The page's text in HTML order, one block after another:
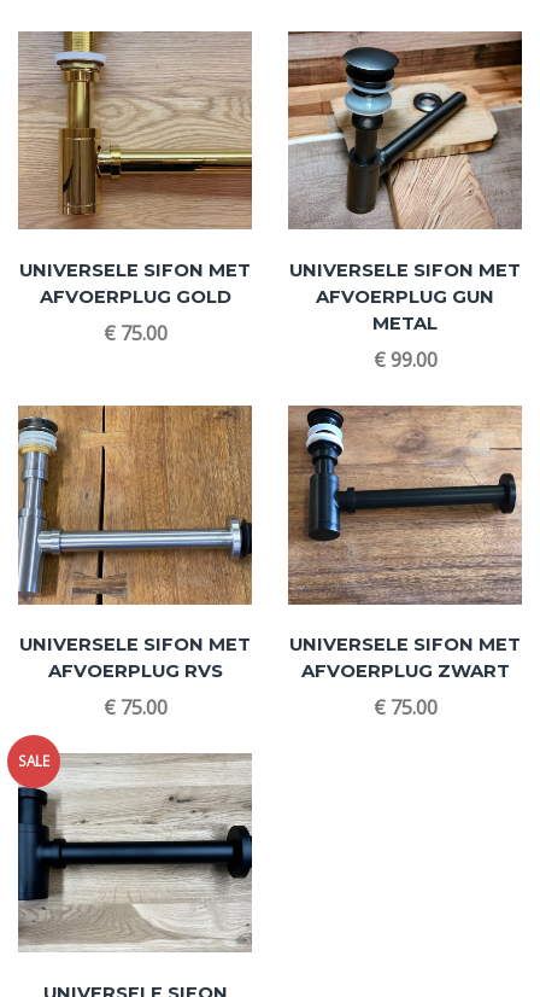
UNIVERSELE SIFON MET
AFVOERPLUG GOLD
€75.00
UNIVERSELE SIFON MET
AFVOERPLUG GUN
METAL
€99.00
UNIVERSELE SIFON MET
AFVOERPLUG RVS
€75.00
UNIVERSELE SIFON MET
AFVOERPLUG ZWART
€75.00
SALE